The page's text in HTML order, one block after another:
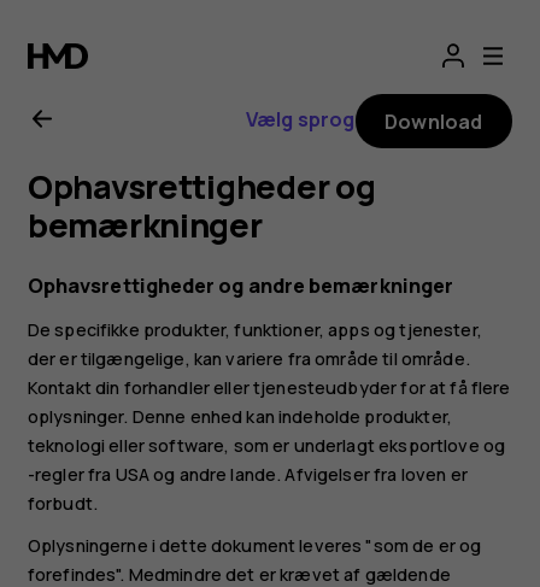
Brugervejledning
til
Nokia
2.1
Vælg sprog Download
Ophavsrettigheder og
bemærkninger
Ophavsrettigheder og andre bemærkninger
De specifikke produkter, funktioner, apps og tjenester,
der er tilgængelige, kan variere fra område til område.
Kontakt din forhandler eller tjenesteudbyder for at få flere
oplysninger. Denne enhed kan indeholde produkter,
teknologi eller software, som er underlagt eksportlove og
-regler fra USA og andre lande. Afvigelser fra loven er
forbudt.
Oplysningerne i dette dokument leveres "som de er og
forefindes". Medmindre det er krævet af gældende